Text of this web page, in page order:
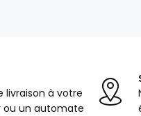
livraison à votre
ou un automate